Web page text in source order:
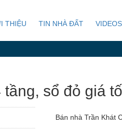
THIỆU TIN NHÀ ĐẤT VIDEOS
sổ đỏ giá
Bán nhà Trần Khát